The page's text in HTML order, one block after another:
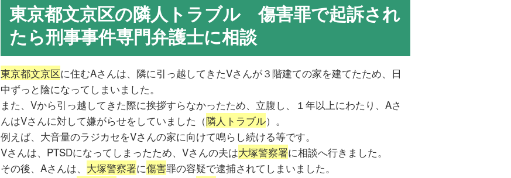
東京都文京区の隣人トラブル 傷害罪で起訴され
たら刑事事件専門弁護士に相談
東京都文京区に住むAさんは、隣に引っ越してきたVさんが３階建ての家を建てたため、日
中ずっと陰になってしまいました。
また、Vから引っ越してきた際に挨拶すらなかったため、立腹し、１年以上にわたり、Aさ
んはVさんに対して嫌がらせをしていました（隣人トラブル）。
例えば、大音量のラジカセをVさんの家に向けて鳴らし続ける等です。
Vさんは、PTSDになってしまったため、Vさんの夫は大塚警察署に相談へ行きました。
その後、Aさんは、 大塚警察署に傷害罪の容疑で逮捕されてしまいました。